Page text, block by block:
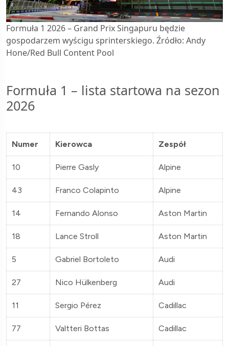
Formuła 1 2026 – Grand Prix Singapuru będzie
gospodarzem wyścigu sprinterskiego. Źródło: Andy
Hone/Red Bull Content Pool
Formuła 1 – lista startowa na sezon
2026
Numer Kierowca Zespół
10 Pierre Gasly Alpine
43 Franco Colapinto Alpine
14 Fernando Alonso Aston Martin
18 Lance Stroll Aston Martin
5 Gabriel Bortoleto Audi
27 Nico Hülkenberg Audi
11 Sergio Pérez Cadillac
77 Valtteri Bottas Cadillac